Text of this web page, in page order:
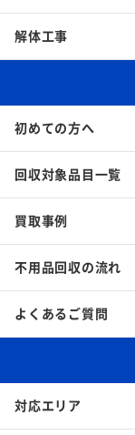
解体工事
初めての方へ
回収対象品目一覧
買取事例
不用品回収の流れ
よくあるご質問
対応エリア